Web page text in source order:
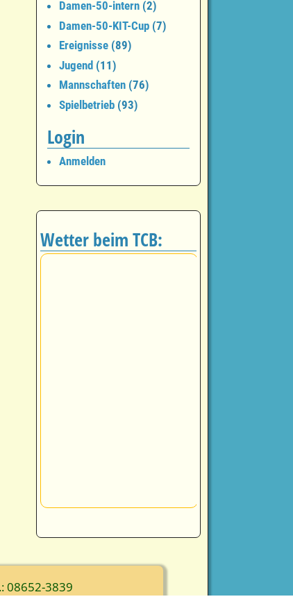
Damen-50-intern(2)
Damen-50-KIT-Cup(7)
Ereignisse(89)
Jugend(11)
Mannschaften(76)
Spielbetrieb(93)
Login
Anmelden
Wetter beim TCB:
08652-3839